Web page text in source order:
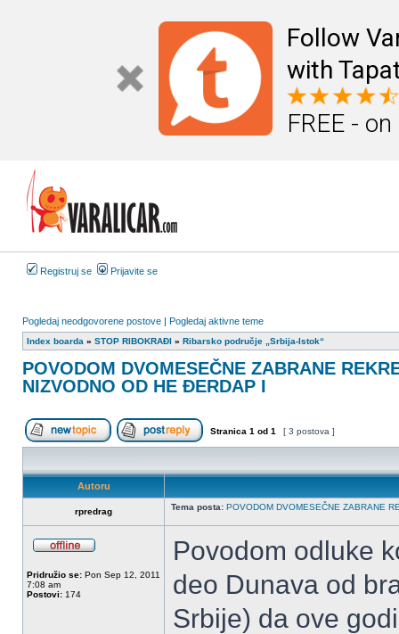
Follow
with
FREE -
Registruj se Prijavite se
Pogledaj neodgovorene postove | Pogledaj aktivne teme
Index boarda » STOP RIBOKRAĐI » Ribarsko područje „Srbija-Istok“
POVODOM DVOMESEČNE ZABRANE
NIZVODNO OD HE ĐERDAP I
Započni novu temu Odgovori na temu
Stranica 1 od 1 [ 3 postova ]
Autoru
rpredrag Tema posta: POVODOM DVOMESEČNE ZABRANE
Pridružio se: Pon Sep 12, 2011
7:08 am
Postovi: 174
Povodom odluke
deo Dunava od
Srbije) da ove